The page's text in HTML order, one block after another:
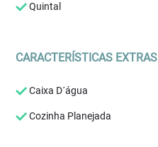
Quintal
CARACTERÍSTICAS EXTRAS
Caixa D´água
Cozinha Planejada